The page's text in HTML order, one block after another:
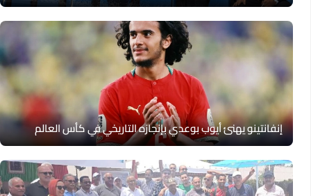
إنفانتينو يهنئ أيوب بوعدي بإنجازه التاريخي في كأس العالم